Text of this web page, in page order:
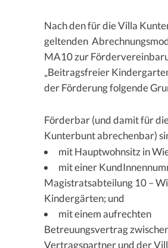
Nach den für die Villa
geltenden
MA10 zur
„Beitragsfreier
der Förderung folgende
Förderbar (und damit für
Kunterbunt abrechenbar)
mit Hauptwohnsitz in
mit einer
Magistratsabteilung 10 –
Kindergärten; und
mit einem aufrechten
Betreuungsvertrag
Vertragspartner und der